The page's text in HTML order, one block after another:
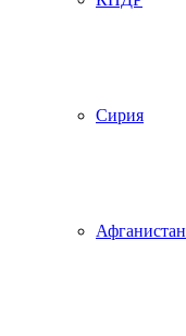
Сирия
Афганистан